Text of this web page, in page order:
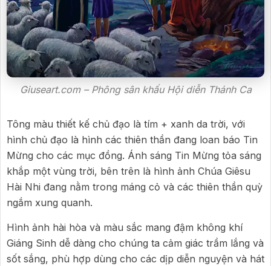
Giuseart.com – Phông sân khấu Hội diễn Thánh Ca
Tông màu thiết kế chủ đạo là tím + xanh da trời, với
hình chủ đạo là hình các thiên thần đang loan báo Tin
Mừng cho các mục đồng. Ánh sáng Tin Mừng tỏa sáng
khắp một vùng trời, bên trên là hình ảnh Chúa Giêsu
Hài Nhi đang nằm trong máng cỏ và các thiên thần quỳ
ngắm xung quanh.
Hình ảnh hài hòa và màu sắc mang đậm không khí
Giáng Sinh dễ dàng cho chúng ta cảm giác trầm lắng và
sốt sắng, phù hợp dùng cho các dịp diễn nguyện và hát